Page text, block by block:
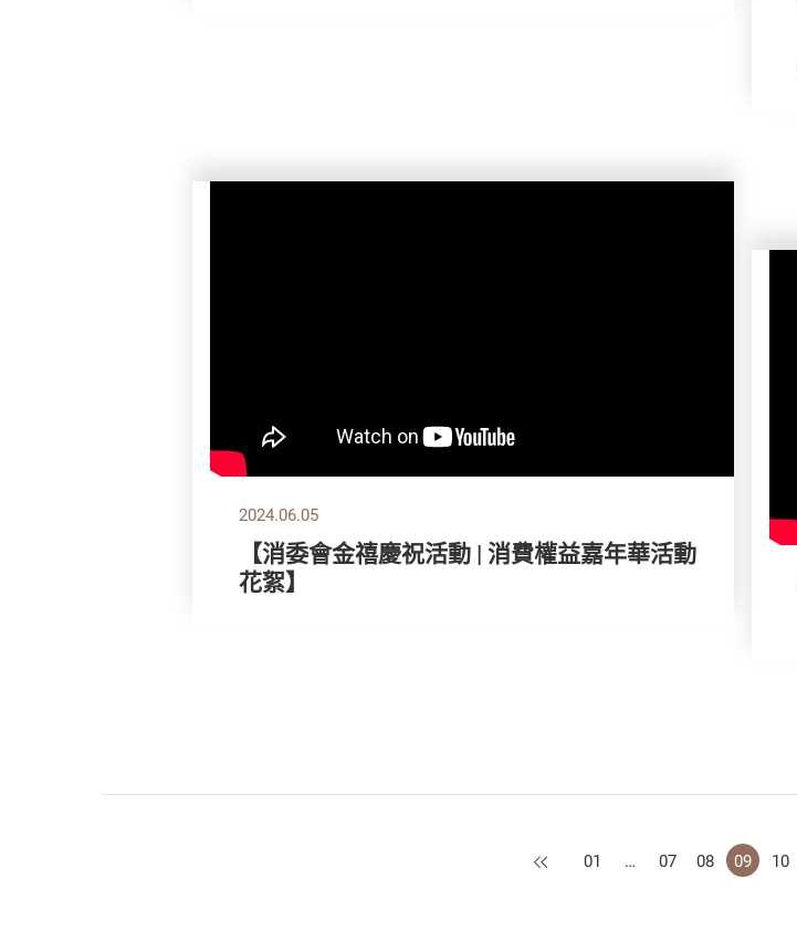
2024.06.05
【消委會金禧慶祝活動 | 消費權益嘉年華活動
花絮】
上一頁
01 … 07 08 09 10